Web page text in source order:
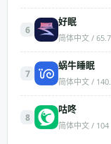
6
好眠
简体中文 /
7
蜗牛睡眠
简体中文 /
8
咕咚
简体中文 / 104